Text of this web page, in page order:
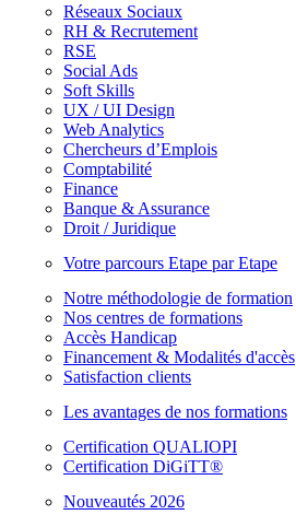
Réseaux Sociaux
RH & Recrutement
RSE
Social Ads
Soft Skills
UX / UI Design
Web Analytics
Chercheurs d’Emplois
Comptabilité
Finance
Banque & Assurance
Droit / Juridique
Votre parcours Etape par Etape
Notre méthodologie de formation
Nos centres de formations
Accès Handicap
Financement & Modalités d'accès
Satisfaction clients
Les avantages de nos formations
Certification QUALIOPI
Certification DiGiTT®
Nouveautés 2026